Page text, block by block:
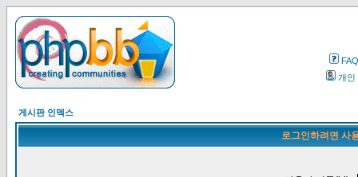
FAQ
개인
게시판 인덱스
로그인하려면 사